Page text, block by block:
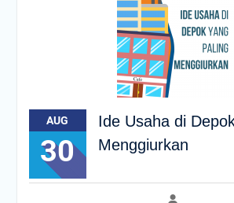
AUG
30
Ide Usaha di
Menggiurkan